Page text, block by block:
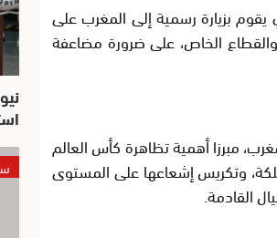
يقوم بزيارة رسمية إلى المغرب على
الخاص، على ضرورة مضاعفة
مبرزا أهمية تظاهرة كأس العالم
المملكة، وتكريس إشعاعها على المستوى
القادمة.